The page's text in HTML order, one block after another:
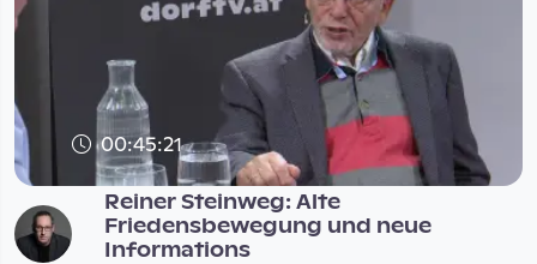
00:45:21
Reiner Steinweg: Alte
Friedensbewegung und neue
Informations